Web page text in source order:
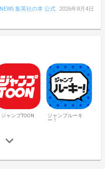
NEWS 集英社の本 公式
2026年8月4日
ジャンプTOON
ジャンプルーキ
ー！